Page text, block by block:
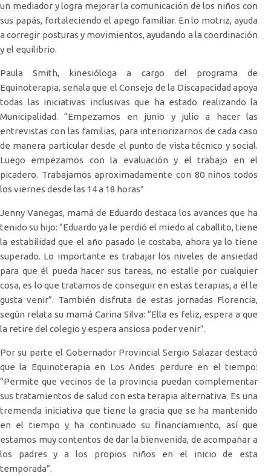
un mediador y logra mejorar la comunicación de los niños con
sus papás, fortaleciendo el apego familiar. En lo motriz, ayuda
a corregir posturas y movimientos, ayudando a la coordinación
y el equilibrio.
Paula Smith, kinesióloga a cargo del programa de
Equinoterapia, señala que el Consejo de la Discapacidad apoya
todas las iniciativas inclusivas que ha estado realizando la
Municipalidad. “Empezamos en junio y julio a hacer las
entrevistas con las familias, para interiorizarnos de cada caso
de manera particular desde el punto de vista técnico y social.
Luego empezamos con la evaluación y el trabajo en el
picadero. Trabajamos aproximadamente con 80 niños todos
los viernes desde las 14 a 18 horas”
Jenny Vanegas, mamá de Eduardo destaca los avances que ha
tenido su hijo: “Eduardo ya le perdió el miedo al caballito, tiene
la estabilidad que el año pasado le costaba, ahora ya lo tiene
superado. Lo importante es trabajar los niveles de ansiedad
para que él pueda hacer sus tareas, no estalle por cualquier
cosa, es lo que tratamos de conseguir en estas terapias, a él le
gusta venir”. También disfruta de estas jornadas Florencia,
según relata su mamá Carina Silva: “Ella es feliz, espera a que
la retire del colegio y espera ansiosa poder venir”.
Por su parte el Gobernador Provincial Sergio Salazar destacó
que la Equinoterapia en Los Andes perdure en el tiempo:
“Permite que vecinos de la provincia puedan complementar
sus tratamientos de salud con esta terapia alternativa. Es una
tremenda iniciativa que tiene la gracia que se ha mantenido
en el tiempo y ha continuado su financiamiento, así que
estamos muy contentos de dar la bienvenida, de acompañar a
los padres y a los propios niños en el inicio de esta
temporada”.